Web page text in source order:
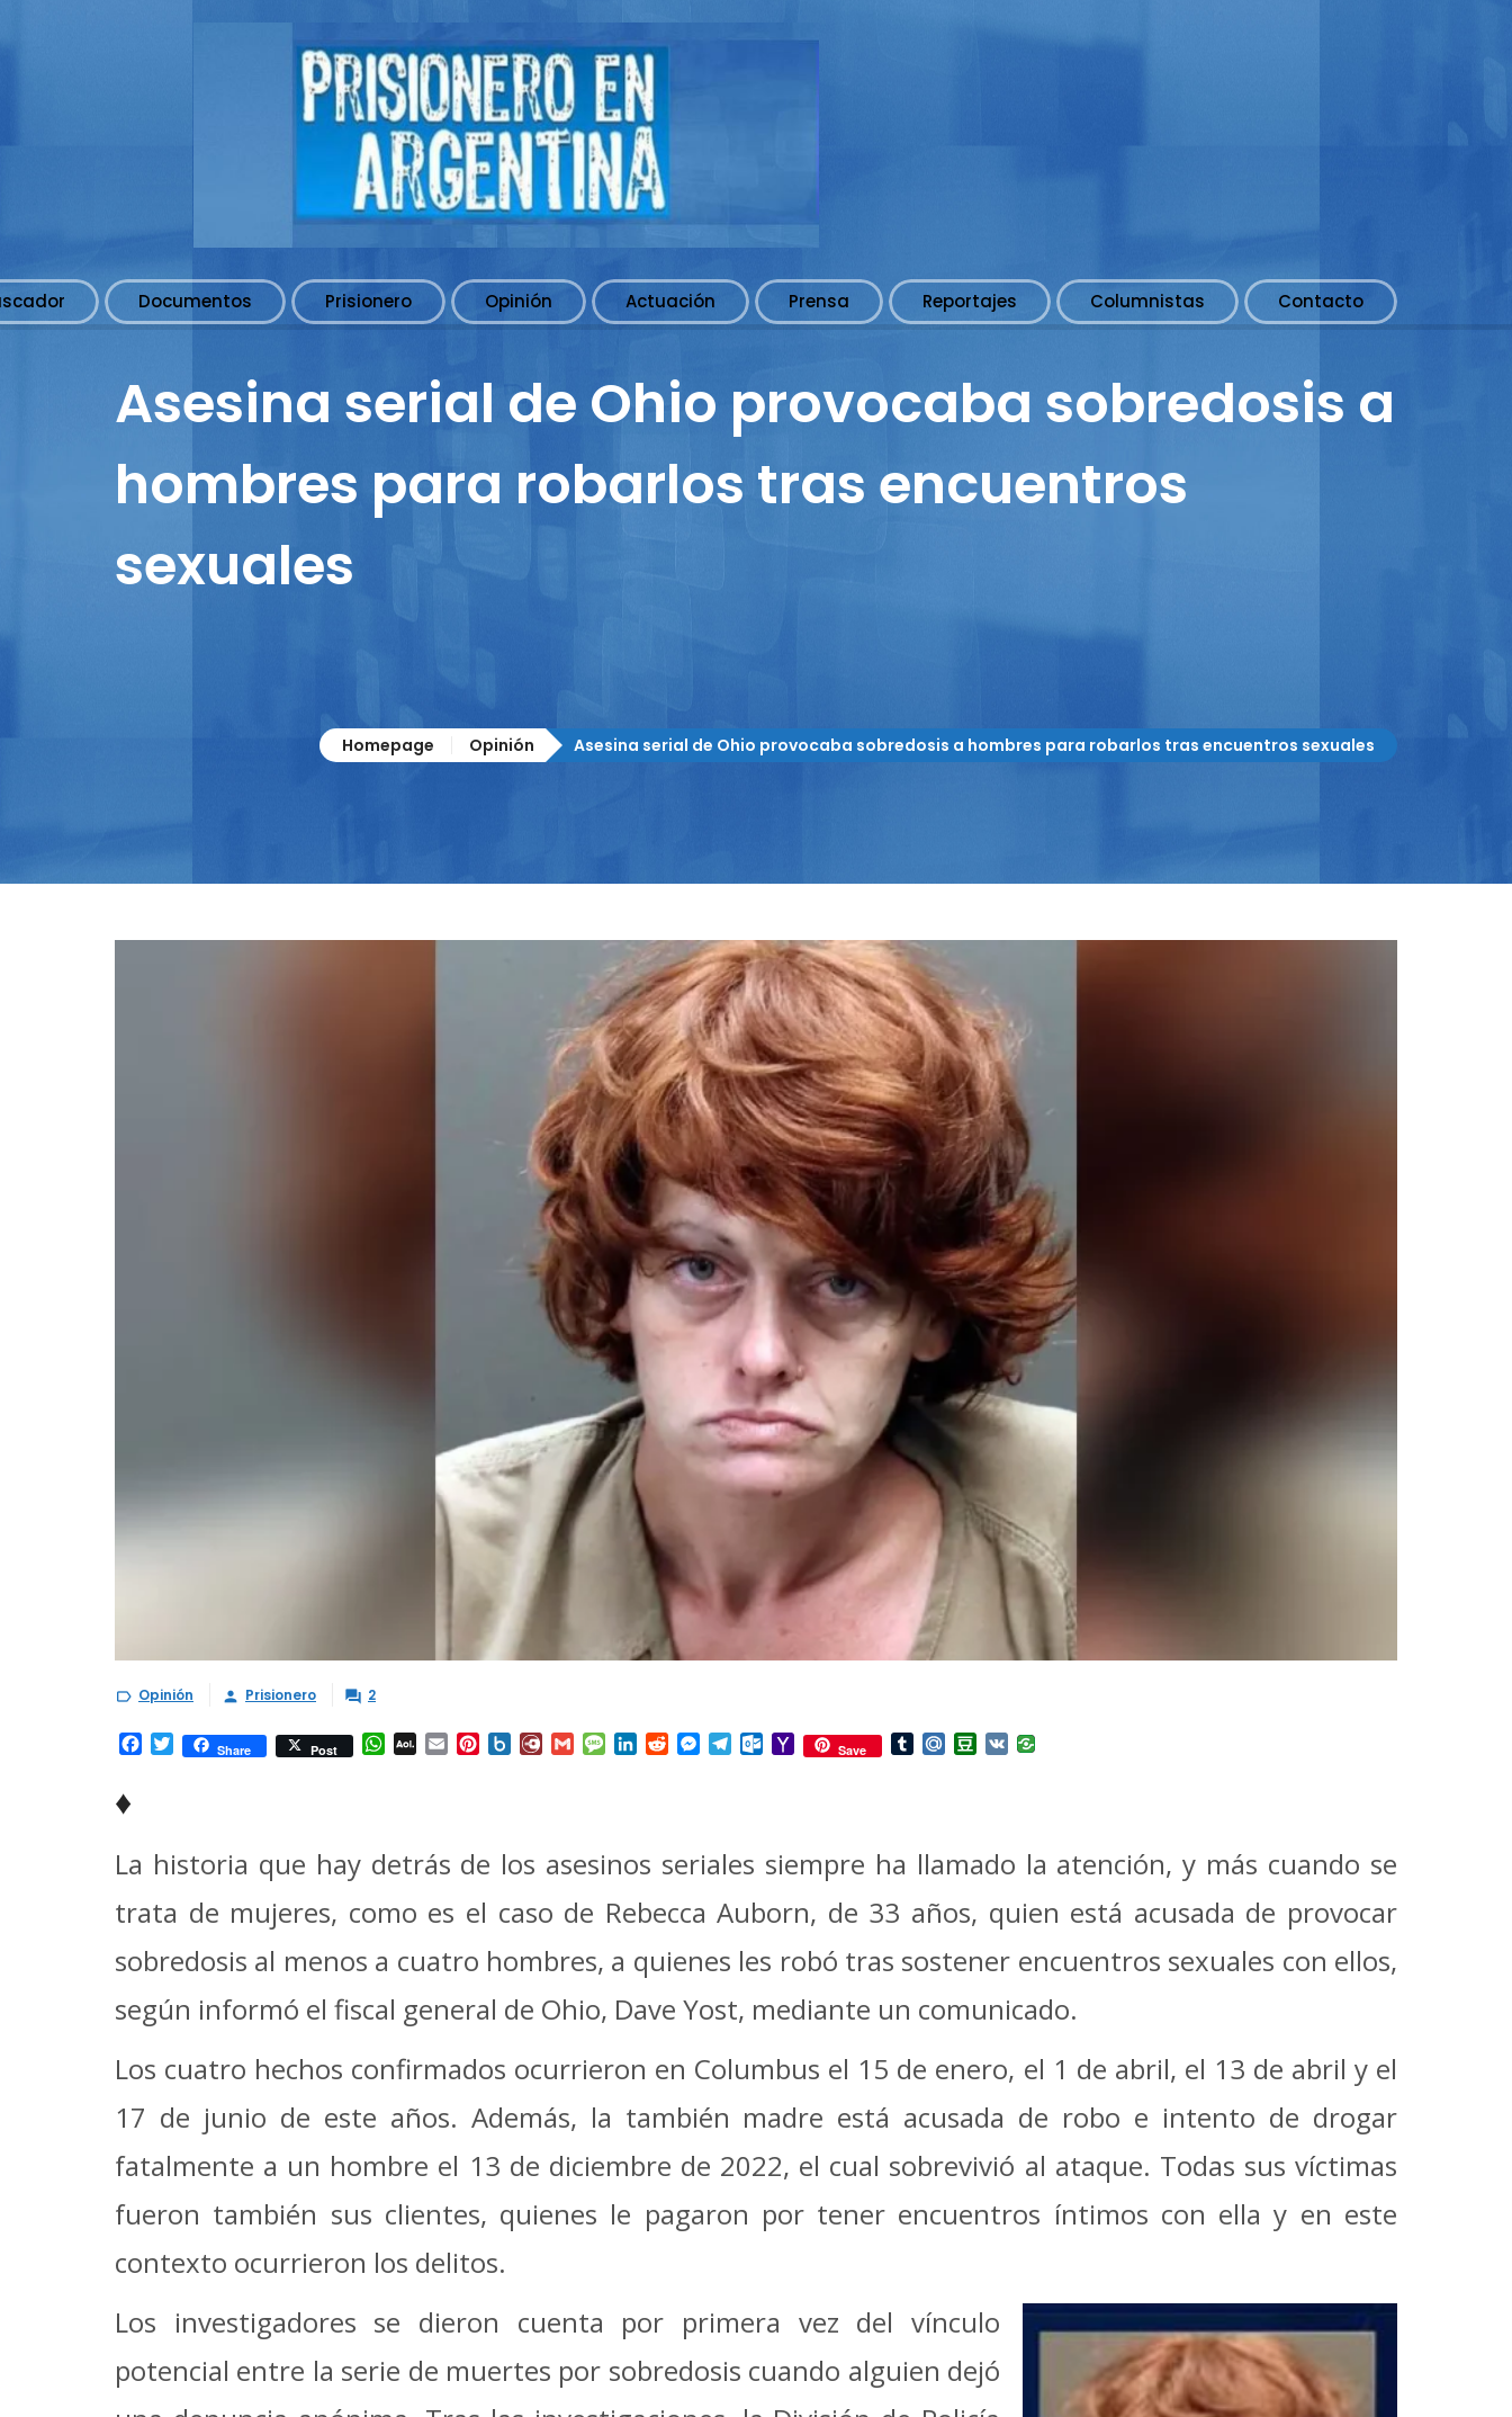
Documentos Prisionero Opinión Actuación Prensa Reportajes Columnistas Contacto
Asesina serial de Ohio provocaba sobredosis a
hombres para robarlos tras encuentros
sexuales
Homepage Opinión Asesina serial de Ohio provocaba sobredosis a hombres para robarlos tras encuentros sexuales
 Opinión  Prisionero  2
Facebook
TwitterShare Post WhatsApp
AOL EmailPinterest
Box.netDiary.Ru
GmailMessage
LinkedIn
RedditMessenger
Telegram
Outlook.com
Yahoo
Mail
Save TumblrMail.RuDouban
VK
♦
La historia que hay detrás de los asesinos seriales siempre ha llamado la atención, y más cuando se
trata de mujeres, como es el caso de Rebecca Auborn, de 33 años, quien está acusada de provocar
sobredosis al menos a cuatro hombres, a quienes les robó tras sostener encuentros sexuales con ellos,
según informó el fiscal general de Ohio, Dave Yost, mediante un comunicado.
Los cuatro hechos confirmados ocurrieron en Columbus el 15 de enero, el 1 de abril, el 13 de abril y el
17 de junio de este años. Además, la también madre está acusada de robo e intento de drogar
fatalmente a un hombre el 13 de diciembre de 2022, el cual sobrevivió al ataque. Todas sus víctimas
fueron también sus clientes, quienes le pagaron por tener encuentros íntimos con ella y en este
contexto ocurrieron los delitos.
Los investigadores se dieron cuenta por primera vez del vínculo
potencial entre la serie de muertes por sobredosis cuando alguien dejó